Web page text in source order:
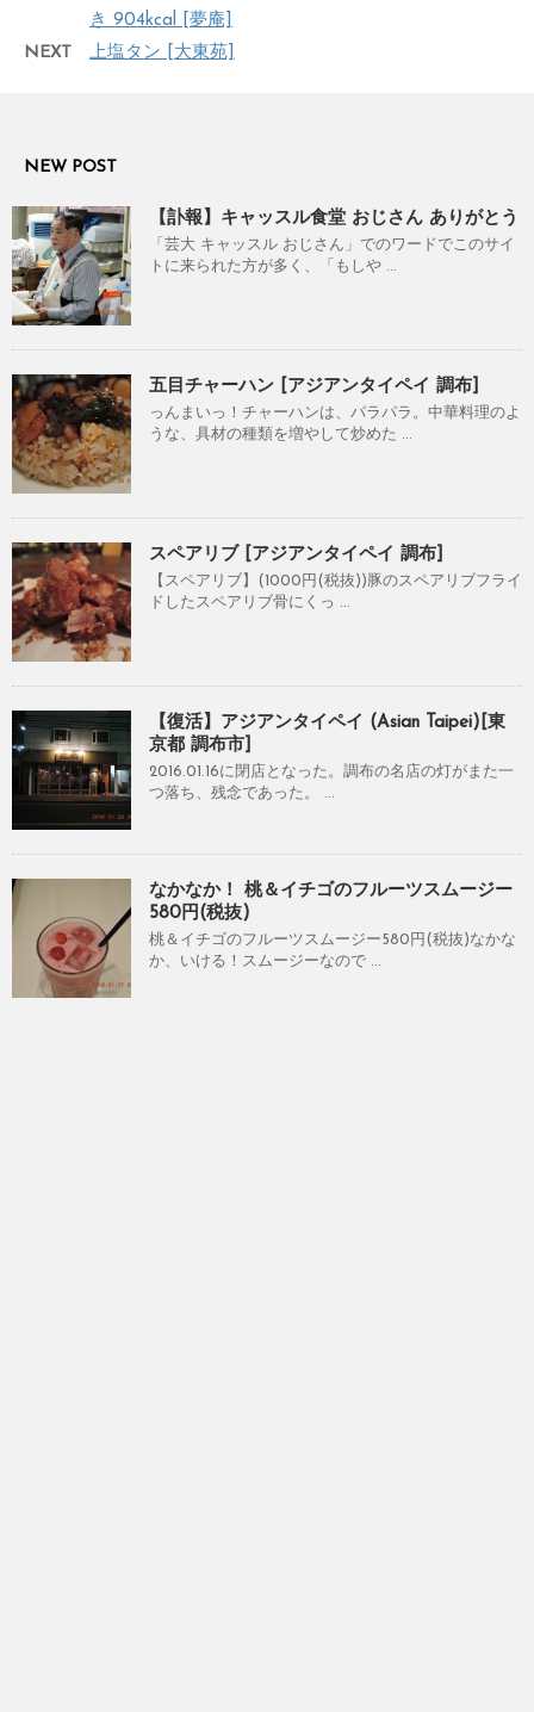
き 904kcal [夢庵]
NEXT
上塩タン [大東苑]
NEW POST
【訃報】キャッスル食堂 おじさん ありがとう
「芸大 キャッスル おじさん」でのワードでこのサイ
トに来られた方が多く、「もしや ...
五目チャーハン [アジアンタイペイ 調布]
っんまいっ！チャーハンは、パラパラ。中華料理のよ
うな、具材の種類を増やして炒めた ...
スペアリブ [アジアンタイペイ 調布]
【スペアリブ】(1000円(税抜))豚のスペアリブフライ
ドしたスペアリブ骨にくっ ...
【復活】アジアンタイペイ (Asian Taipei)[東
京都 調布市]
2016.01.16に閉店となった。調布の名店の灯がまた一
つ落ち、残念であった。 ...
なかなか！ 桃＆イチゴのフルーツスムージー
580円(税抜)
桃＆イチゴのフルーツスムージー580円(税抜)なかな
か、いける！スムージーなので ...